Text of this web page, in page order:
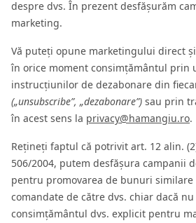
despre dvs. În prezent desfășurăm
marketing.
Vă puteți opune marketingului direct
în orice moment consimțământul prin
instrucțiunilor de dezabonare din
(„unsubscribe”, „dezabonare”) sau prin
în acest sens la privacy@hamangiu.ro.
Rețineți faptul că potrivit art. 12 alin.
506/2004, putem desfășura campanii
pentru promovarea de bunuri similare
comandate de către dvs. chiar dacă
consimțământul dvs. explicit pentru